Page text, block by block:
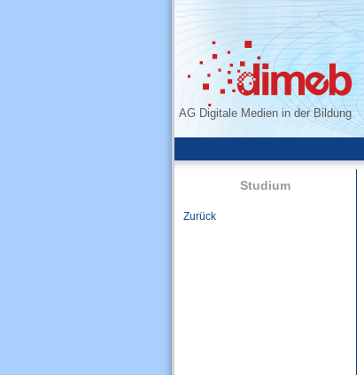
AG Digitale Medien in der Bildung
Studium
Zurück